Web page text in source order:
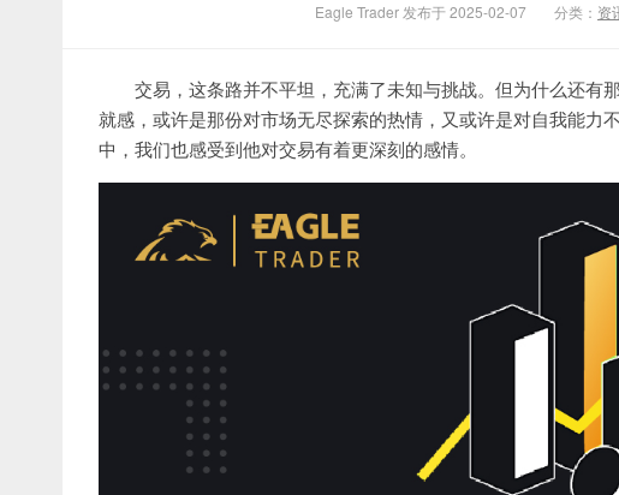
Eagle Trader 发布于 2025-02-07 分类： 资
交易，这条路并不平坦，充满了未知与挑战。但为什么还有
就感，或许是那份对市场无尽探索的热情，又或许是对自我能力
中，我们也感受到他对交易有着更深刻的感情。